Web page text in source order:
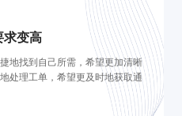
求变高
地找到自己所需，希望更加清晰
处理工单，希望更及时地获取通